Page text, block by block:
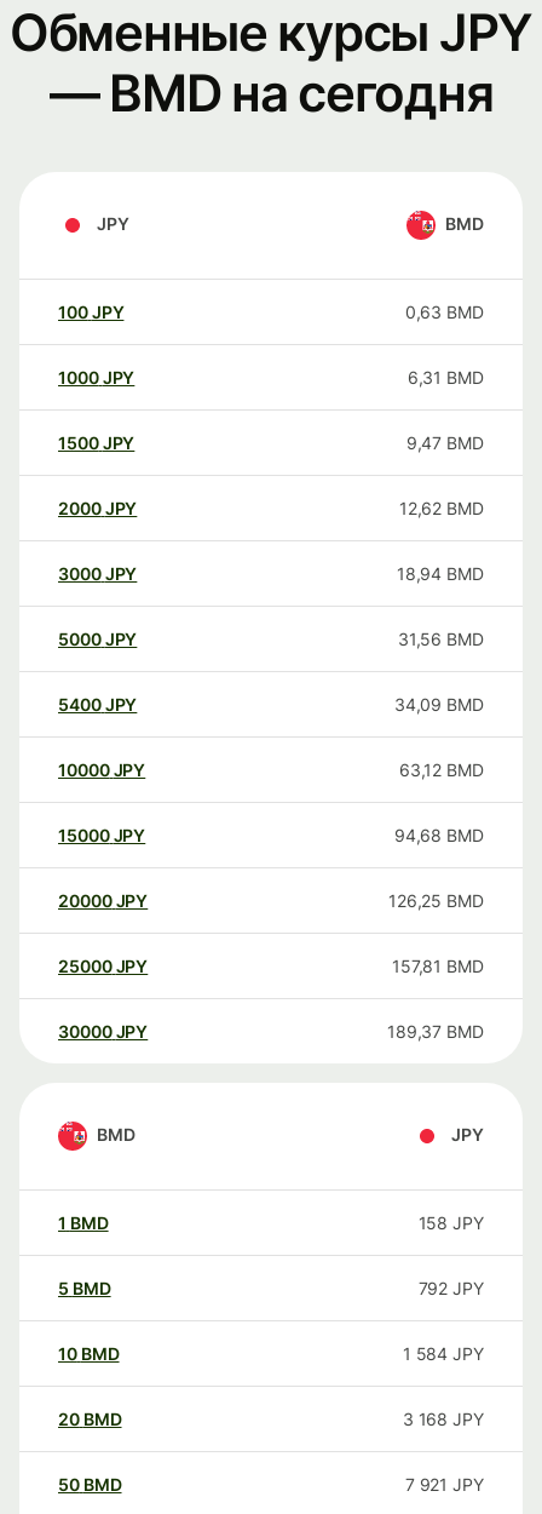
Обменные курсы JPY
— BMD на сегодня
JPY BMD
100JPY 0,63 BMD
1000JPY 6,31 BMD
1500JPY 9,47 BMD
2000JPY 12,62 BMD
3000JPY 18,94 BMD
5000JPY 31,56 BMD
5400JPY 34,09 BMD
10000 JPY 63,12 BMD
15000 JPY 94,68 BMD
20000 JPY 126,25 BMD
25000 JPY 157,81 BMD
30000 JPY 189,37 BMD
BMD JPY
1 BMD 158 JPY
5 BMD 792 JPY
10 BMD 1 584 JPY
20 BMD 3 168 JPY
50 BMD 7 921 JPY